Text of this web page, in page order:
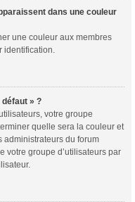
dans une couleur
une couleur aux membres
identification.
défaut » ?
votre groupe
quelle sera la couleur et
administrateurs du forum
votre groupe d’utilisateurs par